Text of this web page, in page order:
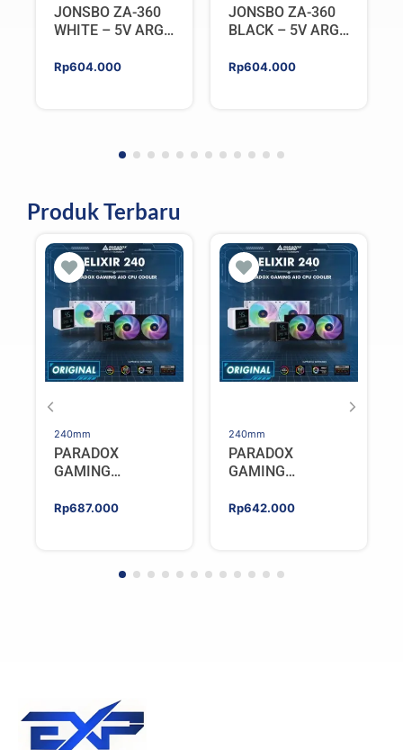
JONSBO ZA-360
WHITE – 5V ARGB
Rp604.000
JONSBO ZA-360
BLACK – 5V ARGB
Rp604.000
Produk Terbaru
240mm
PARADOX
GAMING
ELIXIR 240 – AIO
Rp687.000
240mm
PARADOX
GAMING
ELIXIR 240 – AIO
Rp642.000